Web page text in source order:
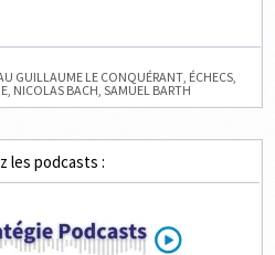
GUILLAUME LE CONQUÉRANT, ÉCHECS,
, NICOLAS BACH,SAMUEL BARTH
les podcasts :